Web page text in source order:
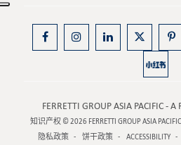
FERRETTI GROUP ASIA PACIFIC -
知识产权 © 2026 FERRETTI GROUP ASIA PACIFIC
隐私政策
饼干政策 ACCESSIBILITY